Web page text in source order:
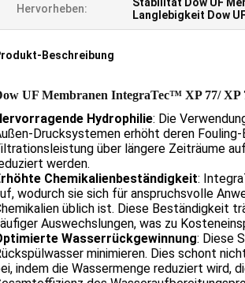
Hervorheben:
Langlebigkeit Dow
Beschreibung
UF Membranen IntegraTec™ XP 77/
Hydrophilie: Die
Drucksystemen erhöht deren
über längere Zeiträume
werden.
Chemikalienbeständigkeit:
wodurch sie sich für anspruchsvolle
üblich ist. Diese Beständigkeit
Auswechslungen, was zu
Wasserrückgewinnung: Diese
minimieren. Dies schont
indem die Wassermenge reduziert